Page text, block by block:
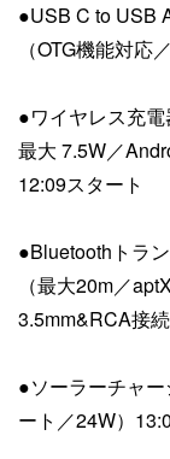
●USB C to USB
（OTG機能対応
●ワイヤレス充
最大 7.5W／
12:09スタート
●Bluetoothトラ
（最大20m／
3.5mm&RCA接
●ソーラーチャ
ート／24W）